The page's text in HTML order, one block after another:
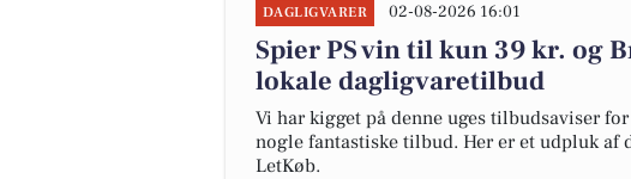
DAGLIGVARER 02-08-2026 16:01
Spier PS vin til kun 39 kr. og
lokale dagligvaretilbud
Vi har kigget på denne uges tilbudsaviser
nogle fantastiske tilbud. Her er et udpluk af
LetKøb.